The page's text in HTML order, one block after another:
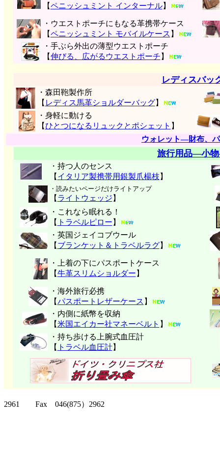
【ペニッシュミント インターナル】
・ウエストポーチにもなる革携帯ケース
【ペニッシュミント モバイルケース 】
・手ぶら外出の薄型ウエストポーチ
【伸びる、広がるウエストポーチ 】
レディスバッ
・森田鞄製作所
【 レディス馬革ショルダーバッグ】
・身軽に動ける
【ひとつになるリュックとポシェット 】
ウォレット―財布、
旅行用品―小
・持つ人のセンス
【 イタリア製携帯用銀製爪楊枝 】
・読みたいページだけライトアップ
【 ライトウェッジ 】
・これなら眠れる！
【 トラベルピロー 】
・英国ジェイコブウール
【 ブランケット＆トラベルラグ】
・上着の下にパスポートケース
【牛革スリムショルダー 】
・海外旅行必携
【パスポートレザーケース 】
・内側に紙幣を収納
【米国エイカー社マネーベルト 】
・持ち歩ける上腕式血圧計
【 トラベル血圧計】
2961 Fax 046(875）2962